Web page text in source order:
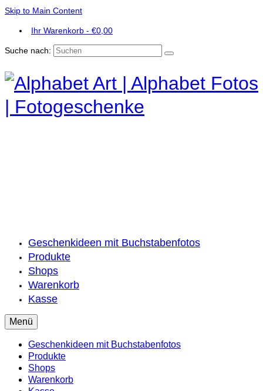
Skip to Main Content
Ihr Warenkorb - €0,00
Suche nach:
Geschenkideen mit Buchstabenfotos
Produkte
Shops
Warenkorb
Kasse
Menü
Geschenkideen mit Buchstabenfotos
Produkte
Shops
Warenkorb